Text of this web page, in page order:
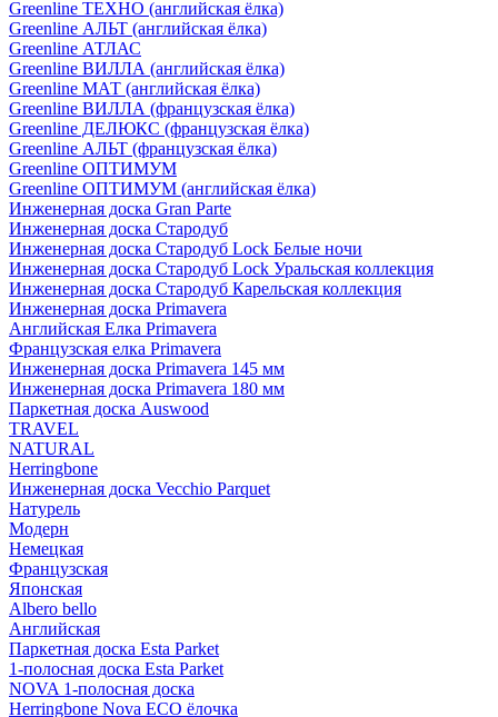
Greenline ТЕХНО (английская ёлка)
Greenline АЛЬТ (английская ёлка)
Greenline АТЛАС
Greenline ВИЛЛА (английская ёлка)
Greenline МАТ (английская ёлка)
Greenline ВИЛЛА (французская ёлка)
Greenline ДЕЛЮКС (французская ёлка)
Greenline АЛЬТ (французская ёлка)
Greenline ОПТИМУМ
Greenline ОПТИМУМ (английская ёлка)
Инженерная доска Gran Parte
Инженерная доска Стародуб
Инженерная доска Стародуб Lock Белые ночи
Инженерная доска Стародуб Lock Уральская коллекция
Инженерная доска Стародуб Карельская коллекция
Инженерная доска Primavera
Английская Елка Primavera
Французская елка Primavera
Инженерная доска Primavera 145 мм
Инженерная доска Primavera 180 мм
Паркетная доска Auswood
TRAVEL
NATURAL
Herringbone
Инженерная доска Vecchio Parquet
Натурель
Модерн
Немецкая
Французская
Японская
Albero bello
Английская
Паркетная доска Esta Parket
1-полосная доска Esta Parket
NOVA 1-полосная доска
Herringbone Nova ECO ёлочка